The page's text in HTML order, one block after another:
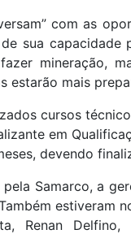
com as
sua
mineração,
estarão mais
cursos
em
devendo
Samarco, a
estiveram
Renan